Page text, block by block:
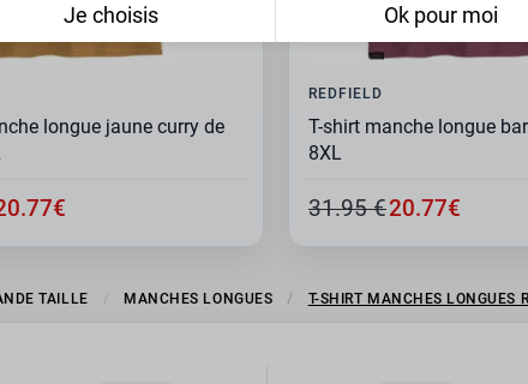
longue jaune curry de
REDFIELD
T-shirt manche longue
8XL
31.95 €20.77€
TAILLE MANCHES LONGUES T-SHIRT MANCHES LONGUES
Je choisis Ok pour moi